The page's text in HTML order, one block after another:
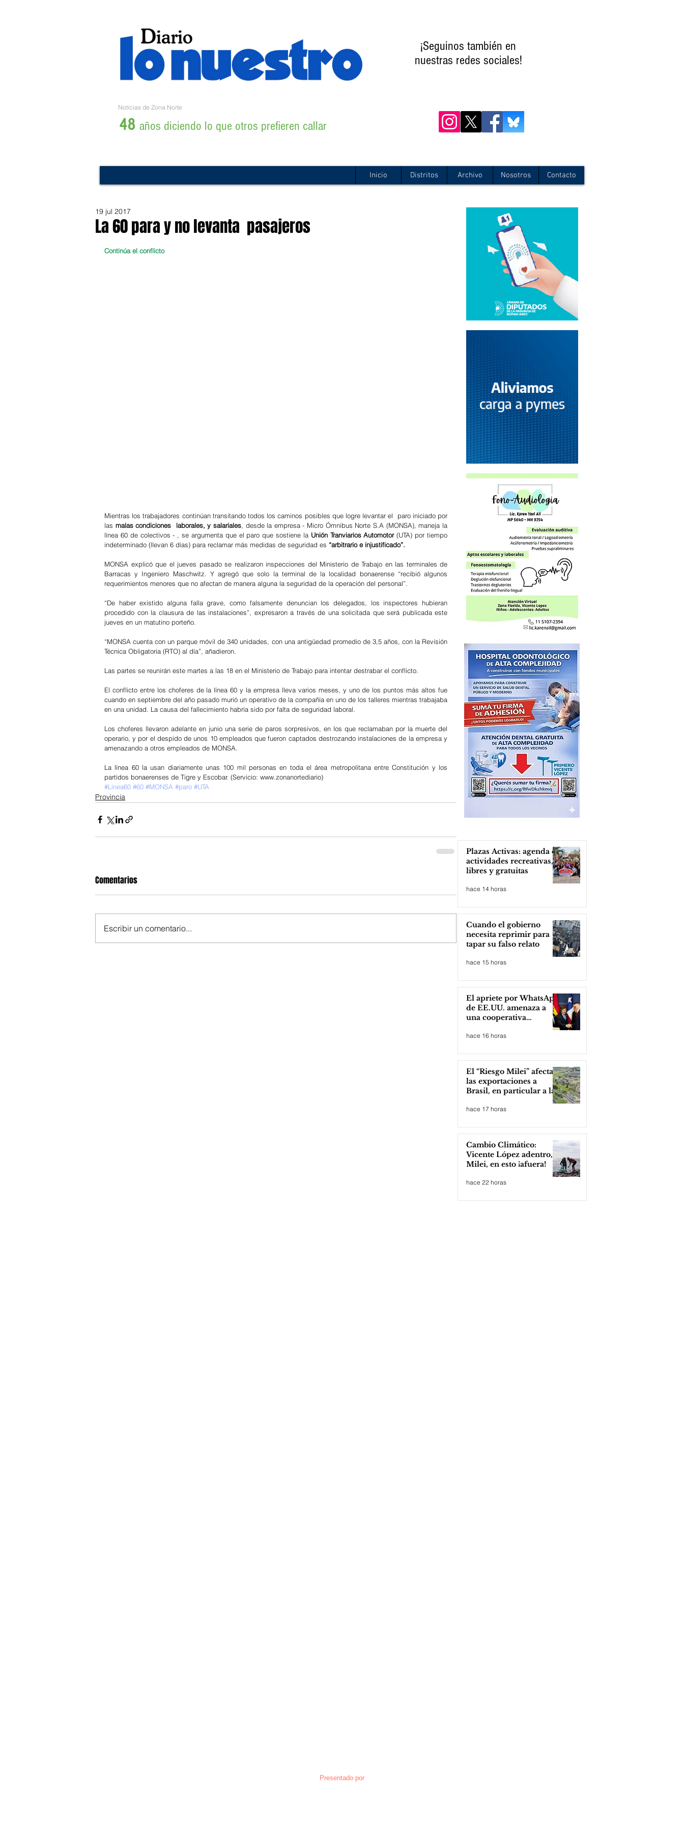
¡Seguinos también en
nuestras redes sociales!
Noticias de Zona Norte
48 años diciendo lo que otros prefieren callar
Inicio Distritos Archivo Nosotros Contacto
La 60 para y no levanta pasajeros
19 jul 2017
Continúa el conflicto
Mientras los trabajadores continúan transitando todos los caminos posibles que logre levantar el  paro iniciado por
las malas condiciones  laborales, y salariales, desde la empresa - Micro Ómnibus Norte S.A (MONSA), maneja la
línea 60 de colectivos - , se argumenta que el paro que sostiene la Unión Tranviarios Automotor (UTA) por tiempo
indeterminado (llevan 6 días) para reclamar más medidas de seguridad es “arbitrario e injustificado”.
MONSA explicó que el jueves pasado se realizaron inspecciones del Ministerio de Trabajo en las terminales de
Barracas y Ingeniero Maschwitz. Y agregó que solo la terminal de la localidad bonaerense “recibió algunos
requerimientos menores que no afectan de manera alguna la seguridad de la operación del personal”.
“De haber existido alguna falla grave, como falsamente denuncian los delegados, los inspectores hubieran
procedido con la clausura de las instalaciones”, expresaron a través de una solicitada que será publicada este
jueves en un matutino porteño.
“MONSA cuenta con un parque móvil de 340 unidades, con una antigüedad promedio de 3,5 años, con la Revisión
Técnica Obligatoria (RTO) al día”, añadieron.
Las partes se reunirán este martes a las 18 en el Ministerio de Trabajo para intentar destrabar el conflicto.
El conflicto entre los choferes de la línea 60 y la empresa lleva varios meses, y uno de los puntos más altos fue
cuando en septiembre del año pasado murió un operativo de la compañía en uno de los talleres mientras trabajaba
en una unidad. La causa del fallecimiento habría sido por falta de seguridad laboral.
Los choferes llevaron adelante en junio una serie de paros sorpresivos, en los que reclamaban por la muerte del
operario, y por el despido de unos 10 empleados que fueron captados destrozando instalaciones de la empresa y
amenazando a otros empleados de MONSA.
La línea 60 la usan diariamente unas 100 mil personas en toda el área metropolitana entre Constitución y los
partidos bonaerenses de Tigre y Escobar. (Servicio: www.zonanortediario)
#Linea60 #60 #MONSA #paro #UTA
Provincia
Comentarios
Escribir un comentario...
Plazas Activas: agenda de
actividades recreativas,
libres y gratuitas
hace 14 horas
Cuando el gobierno
necesita reprimir para
tapar su falso relato
hace 15 horas
El apriete por WhatsApp
de EE.UU. amenaza a
una cooperativa
argentina para boicotear
a Huawei
hace 16 horas
El “Riesgo Milei” afecta
las exportaciones a
Brasil, en particular a la
industria automotriz de
la provincia
hace 17 horas
Cambio Climático:
Vicente López adentro,
Milei, en esto ¡afuera!
hace 22 horas
Presentado por